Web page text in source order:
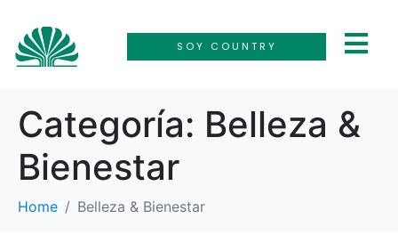
SOY COUNTRY
Categoría: Belleza &
Bienestar
Home Belleza & Bienestar